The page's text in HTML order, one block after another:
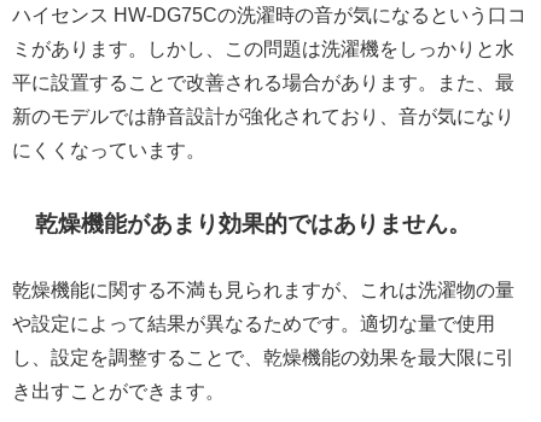
ハイセンス HW-DG75Cの洗濯時の音が気になるという口コ
ミがあります。しかし、この問題は洗濯機をしっかりと水
平に設置することで改善される場合があります。また、最
新のモデルでは静音設計が強化されており、音が気になり
にくくなっています。
乾燥機能があまり効果的ではありません。
乾燥機能に関する不満も見られますが、これは洗濯物の量
や設定によって結果が異なるためです。適切な量で使用
し、設定を調整することで、乾燥機能の効果を最大限に引
き出すことができます。